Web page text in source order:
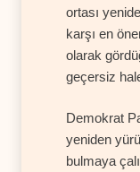
ortası
karşı en
olarak
geçersiz
Demokrat
yeniden
bulmaya